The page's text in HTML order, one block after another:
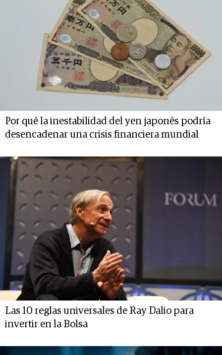
Por qué la inestabilidad del yen japonés podría
desencadenar una crisis financiera mundial
Las 10 reglas universales de Ray Dalio para
invertir en la Bolsa